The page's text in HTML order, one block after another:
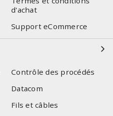
d'achat
Support eCommerce
Contrôle des procédés
Datacom
Fils et câbles